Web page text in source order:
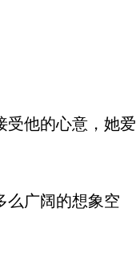
他的心意，她爱
么广阔的想象空